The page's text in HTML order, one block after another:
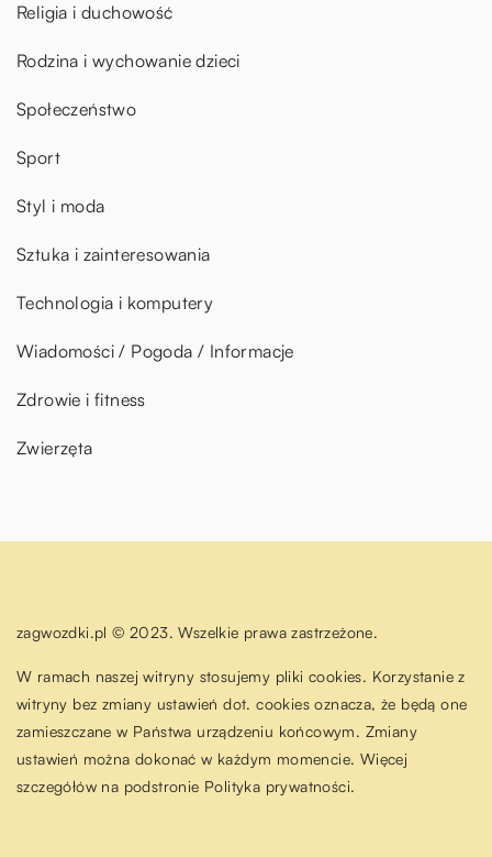
Religia i duchowość
Rodzina i wychowanie dzieci
Społeczeństwo
Sport
Styl i moda
Sztuka i zainteresowania
Technologia i komputery
Wiadomości / Pogoda / Informacje
Zdrowie i fitness
Zwierzęta
zagwozdki.pl © 2023. Wszelkie prawa zastrzeżone.
W ramach naszej witryny stosujemy pliki cookies. Korzystanie z
witryny bez zmiany ustawień dot. cookies oznacza, że będą one
zamieszczane w Państwa urządzeniu końcowym. Zmiany
ustawień można dokonać w każdym momencie. Więcej
szczegółów na podstronie Polityka prywatności.